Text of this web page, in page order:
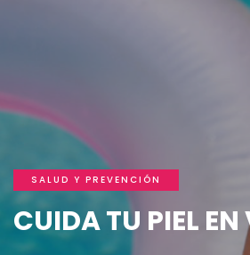
SALUD Y PREVENCIÓN
CUIDA TU PIEL